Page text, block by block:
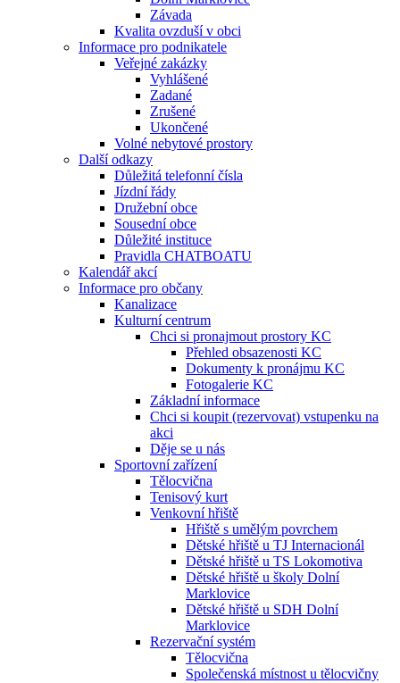
Závada
Kvalita ovzduší v obci
Informace pro podnikatele
Veřejné zakázky
Vyhlášené
Zadané
Zrušené
Ukončené
Volné nebytové prostory
Další odkazy
Důležitá telefonní čísla
Jízdní řády
Družební obce
Sousední obce
Důležité instituce
Pravidla CHATBOATU
Kalendář akcí
Informace pro občany
Kanalizace
Kulturní centrum
Chci si pronajmout prostory KC
Přehled obsazenosti KC
Dokumenty k pronájmu KC
Fotogalerie KC
Základní informace
Chci si koupit (rezervovat) vstupenku na
akci
Děje se u nás
Sportovní zařízení
Tělocvična
Tenisový kurt
Venkovní hřiště
Hřiště s umělým povrchem
Dětské hřiště u TJ Internacionál
Dětské hřiště u TS Lokomotiva
Dětské hřiště u školy Dolní
Marklovice
Dětské hřiště u SDH Dolní
Marklovice
Rezervační systém
Tělocvična
Společenská místnost u tělocvičny